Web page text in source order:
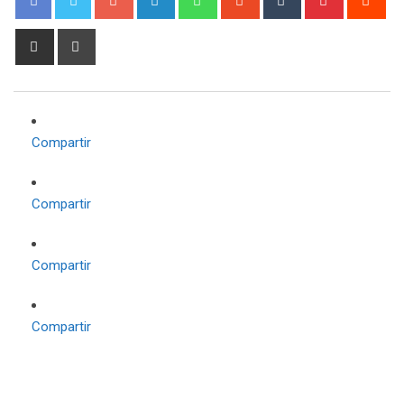
Share
Compartir
Compartir
Compartir
Compartir